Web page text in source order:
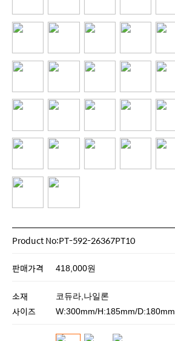
Product No:PT-592-26367PT10
판매가격 418,000원
소재 코듀라,나일론
사이즈 W:300mm/H:185mm/D:180mm